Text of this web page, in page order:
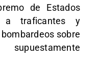
de Estados
a traficantes y
sobre